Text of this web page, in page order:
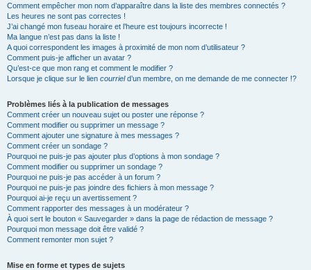
Comment empêcher mon nom d’apparaître dans la liste des membres connectés ?
Les heures ne sont pas correctes !
J’ai changé mon fuseau horaire et l’heure est toujours incorrecte !
Ma langue n’est pas dans la liste !
A quoi correspondent les images à proximité de mon nom d’utilisateur ?
Comment puis-je afficher un avatar ?
Qu’est-ce que mon rang et comment le modifier ?
Lorsque je clique sur le lien courrield’un membre, on me demande de me connecter !?
Problèmes liés à la publication de messages
Comment créer un nouveau sujet ou poster une réponse ?
Comment modifier ou supprimer un message ?
Comment ajouter une signature à mes messages ?
Comment créer un sondage ?
Pourquoi ne puis-je pas ajouter plus d’options à mon sondage ?
Comment modifier ou supprimer un sondage ?
Pourquoi ne puis-je pas accéder à un forum ?
Pourquoi ne puis-je pas joindre des fichiers à mon message ?
Pourquoi ai-je reçu un avertissement ?
Comment rapporter des messages à un modérateur ?
À quoi sert le bouton « Sauvegarder » dans la page de rédaction de message ?
Pourquoi mon message doit être validé ?
Comment remonter mon sujet ?
Mise en forme et types de sujets